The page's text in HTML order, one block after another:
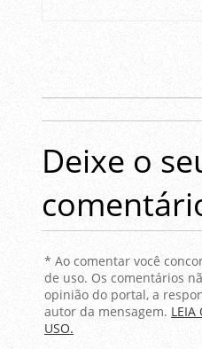
Deixe o
* Ao comentar você
de uso. Os comentários
opinião do portal, a
autor da mensagem. LEIA
USO.